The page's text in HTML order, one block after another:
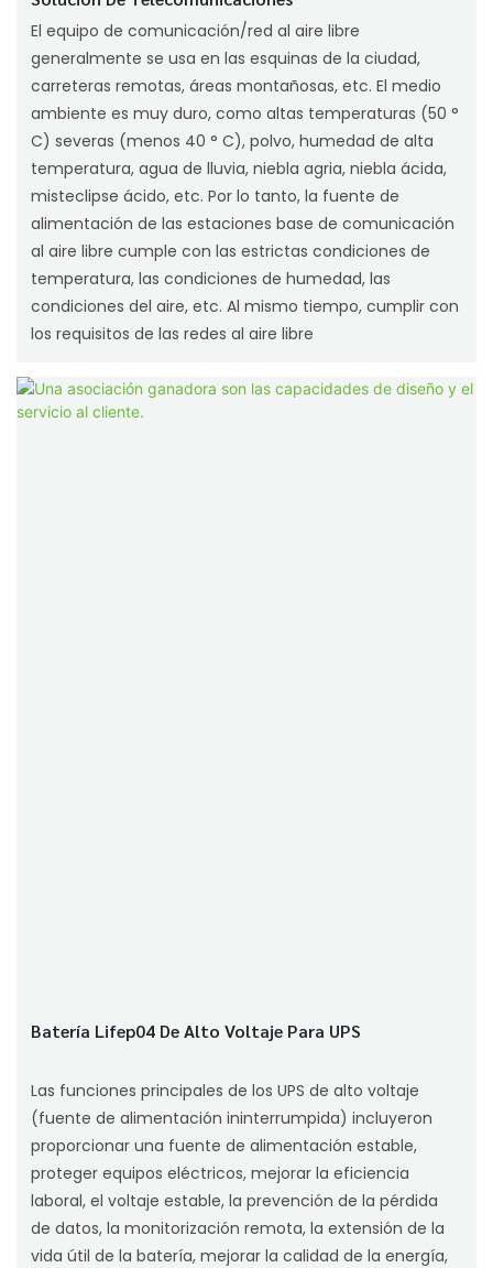
El equipo de comunicación/red al aire libre
generalmente se usa en las esquinas de la ciudad,
carreteras remotas, áreas montañosas, etc. El medio
ambiente es muy duro, como altas temperaturas (50 °
C) severas (menos 40 ° C), polvo, humedad de alta
temperatura, agua de lluvia, niebla agria, niebla ácida,
misteclipse ácido, etc. Por lo tanto, la fuente de
alimentación de las estaciones base de comunicación
al aire libre cumple con las estrictas condiciones de
temperatura, las condiciones de humedad, las
condiciones del aire, etc. Al mismo tiempo, cumplir con
los requisitos de las redes al aire libre
Batería Lifep04 De Alto Voltaje Para UPS
Las funciones principales de los UPS de alto voltaje
(fuente de alimentación ininterrumpida) incluyeron
proporcionar una fuente de alimentación estable,
proteger equipos eléctricos, mejorar la eficiencia
laboral, el voltaje estable, la prevención de la pérdida
de datos, la monitorización remota, la extensión de la
vida útil de la batería, mejorar la calidad de la energía,